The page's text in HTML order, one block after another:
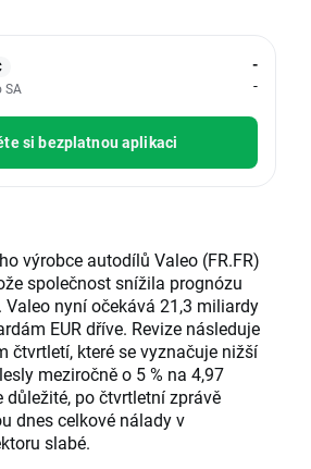
SA
-
-
si bezplatnou aplikaci
výrobce autodílů Valeo (FR.FR)
společnost snížila prognózu
Valeo nyní očekává 21,3 miliardy
EUR dříve. Revize následuje
čtvrtletí, které se vyznačuje nižší
meziročně o 5 % na 4,97
důležité, po čtvrtletní zprávě
dnes celkové nálady v
slabé.